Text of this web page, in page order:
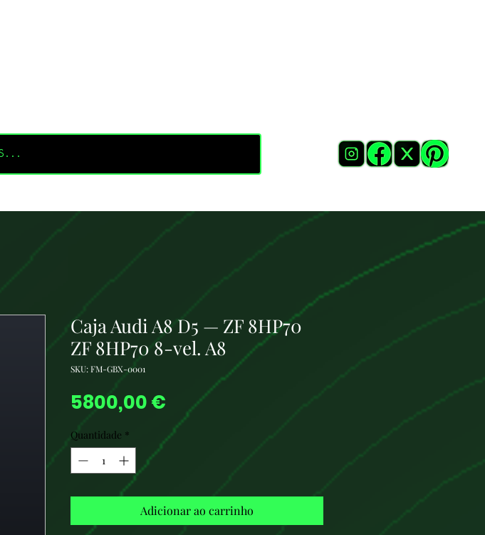
Caja Audi A8 D5 — ZF 8HP70
ZF 8HP70 8-vel. A8
SKU: FM-GBX-0001
5800,00 € Preço
Quantidade *
Adicionar ao carrinho